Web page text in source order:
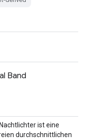
Band
ist eine
durchschnittlichen